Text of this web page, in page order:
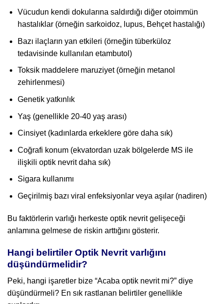
Vücudun kendi dokularına saldırdığı diğer otoimmün
hastalıklar (örneğin sarkoidoz, lupus, Behçet hastalığı)
Bazı ilaçların yan etkileri (örneğin tüberküloz
tedavisinde kullanılan etambutol)
Toksik maddelere maruziyet (örneğin metanol
zehirlenmesi)
Genetik yatkınlık
Yaş (genellikle 20-40 yaş arası)
Cinsiyet (kadınlarda erkeklere göre daha sık)
Coğrafi konum (ekvatordan uzak bölgelerde MS ile
ilişkili optik nevrit daha sık)
Sigara kullanımı
Geçirilmiş bazı viral enfeksiyonlar veya aşılar (nadiren)
Bu faktörlerin varlığı herkeste optik nevrit gelişeceği
anlamına gelmese de riskin arttığını gösterir.
Hangi belirtiler Optik Nevrit varlığını
düşündürmelidir?
Peki, hangi işaretler bize “Acaba optik nevrit mi?” diye
düşündürmeli? En sık rastlanan belirtiler genellikle